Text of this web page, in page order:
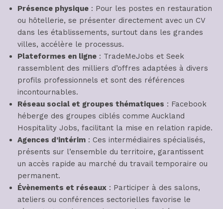
Présence physique : Pour les postes en restauration
ou hôtellerie, se présenter directement avec un CV
dans les établissements, surtout dans les grandes
villes, accélère le processus.
Plateformes en ligne : TradeMeJobs et Seek
rassemblent des milliers d’offres adaptées à divers
profils professionnels et sont des références
incontournables.
Réseau social et groupes thématiques : Facebook
héberge des groupes ciblés comme Auckland
Hospitality Jobs, facilitant la mise en relation rapide.
Agences d’intérim : Ces intermédiaires spécialisés,
présents sur l’ensemble du territoire, garantissent
un accès rapide au marché du travail temporaire ou
permanent.
Évènements et réseaux : Participer à des salons,
ateliers ou conférences sectorielles favorise le